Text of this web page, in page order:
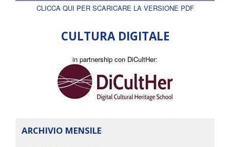
CLICCA QUI PER SCARICARE LA VERSIONE PDF
CULTURA DIGITALE
in partnership con DiCultHer:
ARCHIVIO MENSILE